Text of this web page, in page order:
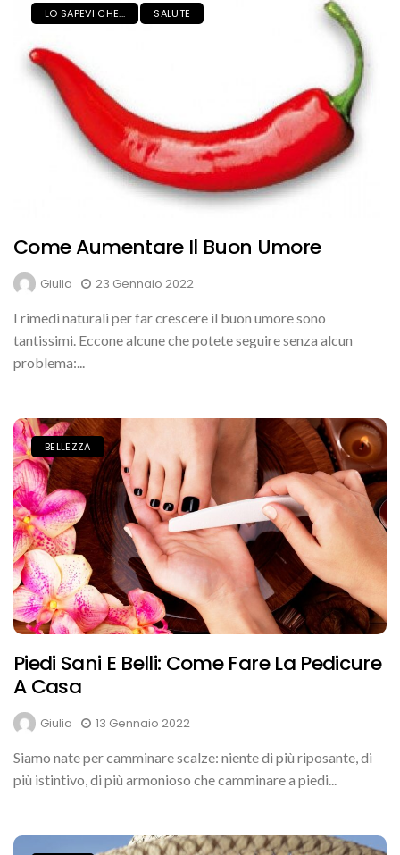
LO SAPEVI CHE... SALUTE
Come Aumentare Il Buon Umore
Giulia
23 Gennaio 2022
I rimedi naturali per far crescere il buon umore sono
tantissimi. Eccone alcune che potete seguire senza alcun
problema:...
BELLEZZA
Piedi Sani E Belli: Come Fare La Pedicure
A Casa
Giulia
13 Gennaio 2022
Siamo nate per camminare scalze: niente di più riposante, di
più istintivo, di più armonioso che camminare a piedi...